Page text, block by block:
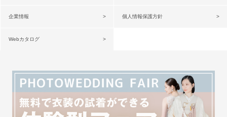
企業情報 個人情報保護方針
Webカタログ